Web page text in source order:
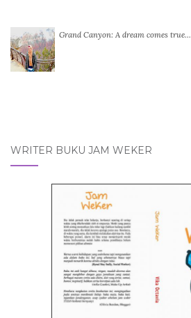
Grand Canyon: A dream comes true…
WRITER BUKU JAM WEKER